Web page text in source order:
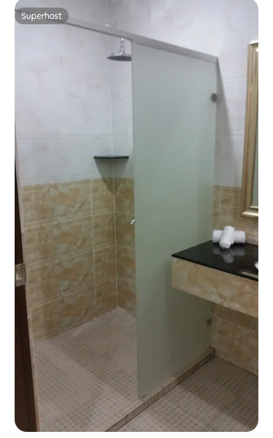
Superhost
Superhost